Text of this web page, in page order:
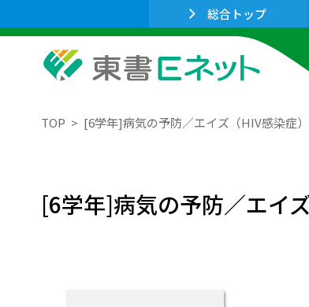
総合トップ
TOP [6学年]病気の予防／エイズ（HIV感染症）
[6学年]病気の予防／エイ